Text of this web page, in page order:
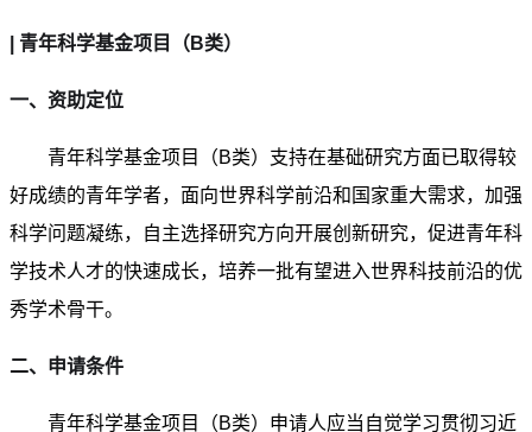
| 青年科学基金项目（B类）
一、资助定位
青年科学基金项目（B类）支持在基础研究方面已取得较
好成绩的青年学者，面向世界科学前沿和国家重大需求，加强
科学问题凝练，自主选择研究方向开展创新研究，促进青年科
学技术人才的快速成长，培养一批有望进入世界科技前沿的优
秀学术骨干。
二、申请条件
青年科学基金项目（B类）申请人应当自觉学习贯彻习近